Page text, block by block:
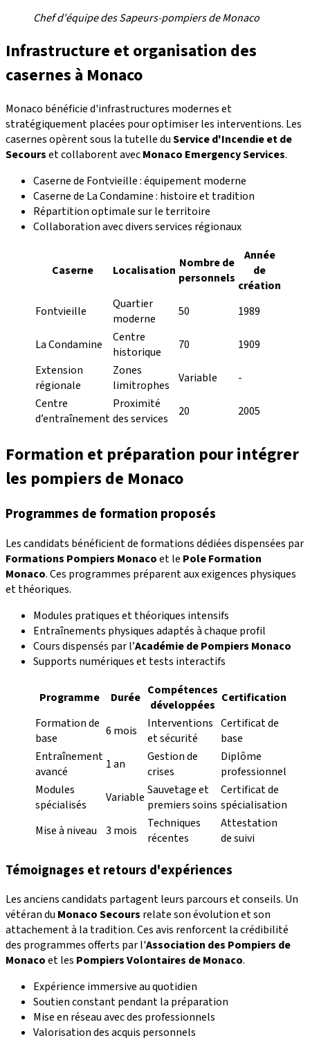
Chef d'équipe des Sapeurs-pompiers de Monaco
Infrastructure et organisation des
casernes à Monaco
Monaco bénéficie d'infrastructures modernes et
stratégiquement placées pour optimiser les interventions. Les
casernes opèrent sous la tutelle duService d'Incendie et de
Secourset collaborent avecMonaco Emergency Services.
Caserne de Fontvieille : équipement moderne
Caserne de La Condamine : histoire et tradition
Répartition optimale sur le territoire
Collaboration avec divers services régionaux
Caserne Localisation Nombre de
personnels
Année
de
création
Fontvieille
Quartier
moderne
50 1989
La Condamine
Centre
historique
70
1909
Extension
régionale
Zones
limitrophes
Variable
-
Centre
d’entraînement
Proximité
des services
20 2005
Formation et préparation pour intégrer
les pompiers de Monaco
Programmes de formation proposés
Les candidats bénéficient de formations dédiées dispensées par
Formations Pompiers Monacoet le Pole Formation
Monaco. Ces programmes préparent aux exigences physiques
et théoriques.
Modules pratiques et théoriques intensifs
Entraînements physiques adaptés à chaque profil
Cours dispensés par l’Académie de Pompiers Monaco
Supports numériques et tests interactifs
Programme Durée Compétences
développées Certification
Formation de
base
6 mois
Interventions
et sécurité
Certificat de
base
Entraînement
avancé
1 an
Gestion de
crises
Diplôme
professionnel
Modules
spécialisés
Variable Sauvetage et
premiers soins
Certificat de
spécialisation
Mise à niveau
3 mois
Techniques
récentes
Attestation
de suivi
Témoignages et retours d'expériences
Les anciens candidats partagent leurs parcours et conseils. Un
vétéran du Monaco Secours relate son évolution et son
attachement à la tradition. Ces avis renforcent la crédibilité
des programmes offerts par l'Association des Pompiers de
Monacoet les Pompiers Volontaires de Monaco.
Expérience immersive au quotidien
Soutien constant pendant la préparation
Mise en réseau avec des professionnels
Valorisation des acquis personnels